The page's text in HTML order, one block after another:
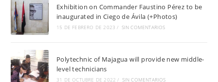
Exhibition on Commander Faustino Pérez to be
inaugurated in Ciego de Ávila (+Photos)
15 DE FEBRERO DE 2023 / SIN COMENTARIOS
Polytechnic of Majagua will provide new middle-
level technicians
31 DE OCTUBRE DE 2022 / SIN COMENTARIOS